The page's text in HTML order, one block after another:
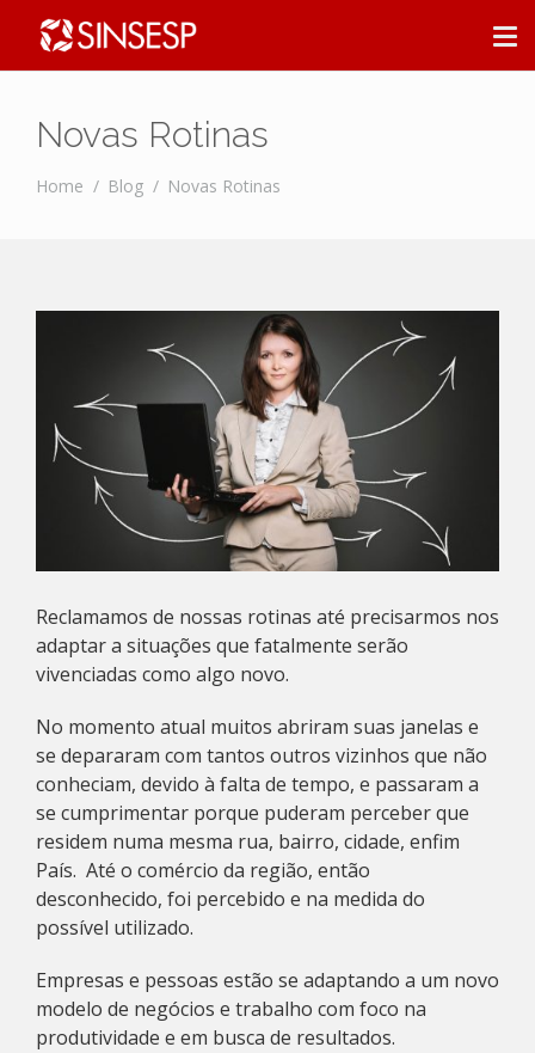
Novas Rotinas
Home Blog Novas Rotinas
Reclamamos de nossas rotinas até precisarmos nos
adaptar a situações que fatalmente serão
vivenciadas como algo novo.
No momento atual muitos abriram suas janelas e
se depararam com tantos outros vizinhos que não
conheciam, devido à falta de tempo, e passaram a
se cumprimentar porque puderam perceber que
residem numa mesma rua, bairro, cidade, enfim
País. Até o comércio da região, então
desconhecido, foi percebido e na medida do
possível utilizado.
Empresas e pessoas estão se adaptando a um novo
modelo de negócios e trabalho com foco na
produtividade e em busca de resultados.